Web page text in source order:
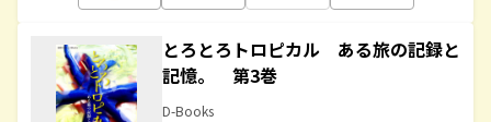
とろとろトロピカル ある旅の記録と
記憶。 第3巻
D-Books